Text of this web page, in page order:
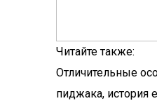
Читайте также:
Отличительные
пиджака, история